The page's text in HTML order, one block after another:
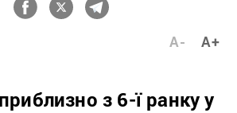
A+
A-
з 6-ї ранку у